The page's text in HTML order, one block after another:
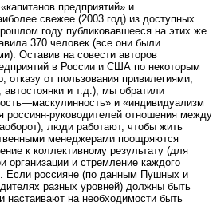
предприятий» и
свежее (2003 год) из доступных
году публиковавшееся на этих же
370 человек (все они были
Оставив на совести авторов
в России и США по некоторым
от пользования привилегиями,
и т.д.), мы обратили
и «индивидуализм
руководителей отношения между
люди работают, чтобы жить
менеджерами поощряются
к коллективному результату (для
организации и стремление каждого
Если россияне (по данным Пушных и
разных уровней) должны быть
настаивают на необходимости быть